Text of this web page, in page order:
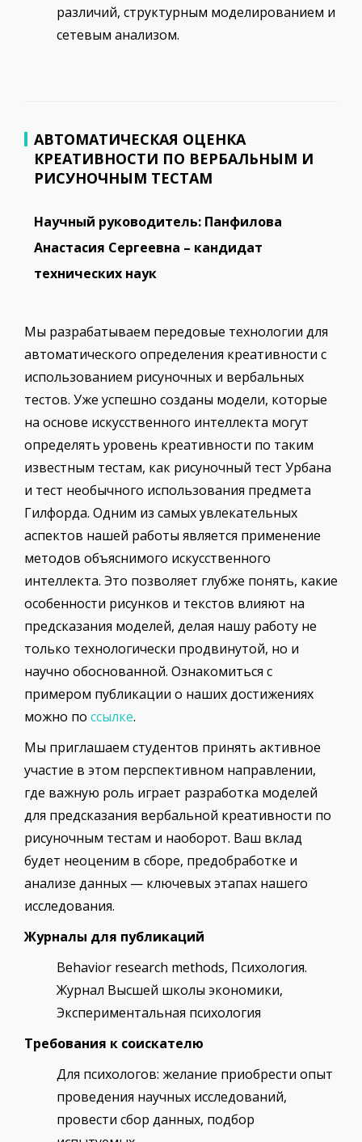
различий, структурным моделированием и
сетевым анализом.
АВТОМАТИЧЕСКАЯ ОЦЕНКА
КРЕАТИВНОСТИ ПО ВЕРБАЛЬНЫМ И
РИСУНОЧНЫМ ТЕСТАМ
Научный руководитель: Панфилова
Анастасия Сергеевна – кандидат
технических наук
Мы разрабатываем передовые технологии для
автоматического определения креативности с
использованием рисуночных и вербальных
тестов. Уже успешно созданы модели, которые
на основе искусственного интеллекта могут
определять уровень креативности по таким
известным тестам, как рисуночный тест Урбана
и тест необычного использования предмета
Гилфорда. Одним из самых увлекательных
аспектов нашей работы является применение
методов объяснимого искусственного
интеллекта. Это позволяет глубже понять, какие
особенности рисунков и текстов влияют на
предсказания моделей, делая нашу работу не
только технологически продвинутой, но и
научно обоснованной. Ознакомиться с
примером публикации о наших достижениях
можно по ссылке.
Мы приглашаем студентов принять активное
участие в этом перспективном направлении,
где важную роль играет разработка моделей
для предсказания вербальной креативности по
рисуночным тестам и наоборот. Ваш вклад
будет неоценим в сборе, предобработке и
анализе данных — ключевых этапах нашего
исследования.
Журналы для публикаций
Behavior research methods, Психология.
Журнал Высшей школы экономики,
Экспериментальная психология
Требования к соискателю
Для психологов: желание приобрести опыт
проведения научных исследований,
провести сбор данных, подбор